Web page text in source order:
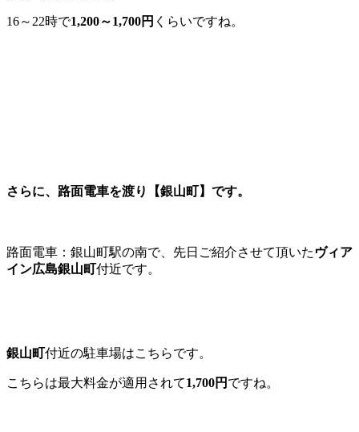
16～22時で1,200～1,700円 くらいですね。
さらに、路面電車を渡り【銀山町】 です。
路面電車：銀山町駅の南で、先日ご紹介させて頂いた ヴィア
イン広島銀山町付近です。
銀山町付近の駐車場はこちらです。
こちらは最大料金が適用されて1,700円 ですね。